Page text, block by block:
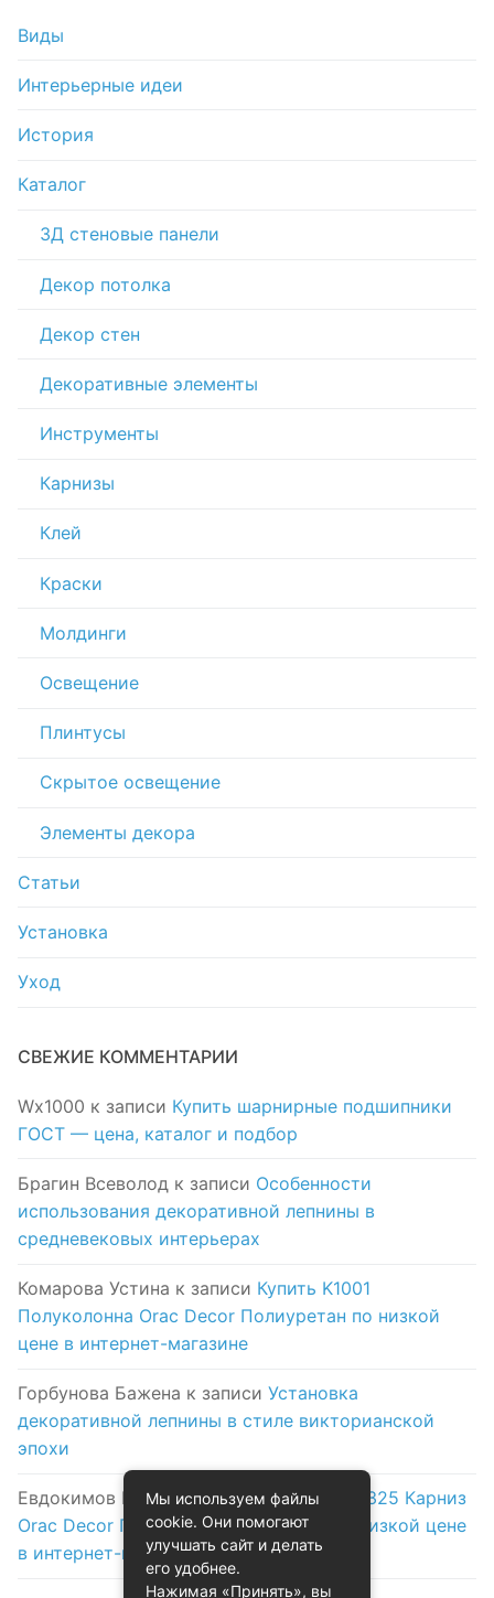
Виды
Интерьерные идеи
История
Каталог
3Д стеновые панели
Декор потолка
Декор стен
Декоративные элементы
Инструменты
Карнизы
Клей
Краски
Молдинги
Освещение
Плинтусы
Скрытое освещение
Элементы декора
Статьи
Установка
Уход
СВЕЖИЕ КОММЕНТАРИИ
Wx1000 к записи Купить шарнирные подшипники
ГОСТ — цена, каталог и подбор
Брагин Всеволод к записи Особенности
использования декоративной лепнины в
средневековых интерьерах
Комарова Устина к записи Купить K1001
Полуколонна Orac Decor Полиуретан по низкой
цене в интернет-магазине
Горбунова Бажена к записи Установка
декоративной лепнины в стиле викторианской
эпохи
Евдокимов Никифорк записиКупить C325 Карниз
Orac Decor Полиуретан Orac Decor по низкой цене
в интернет-магазине
Мы используем файлы
cookie. Они помогают
улучшать сайт и делать
его удобнее.
Нажимая «Принять», вы